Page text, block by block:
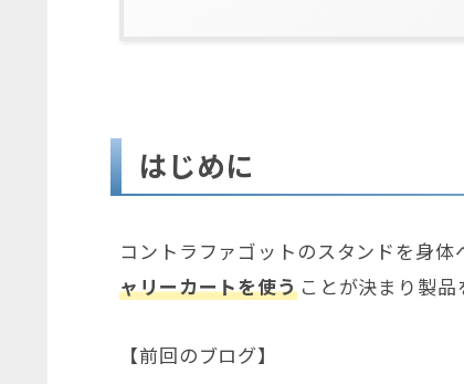
はじめに
コントラファゴットのスタンドを身
ャリーカートを使う ことが決まり製品
【前回のブログ】